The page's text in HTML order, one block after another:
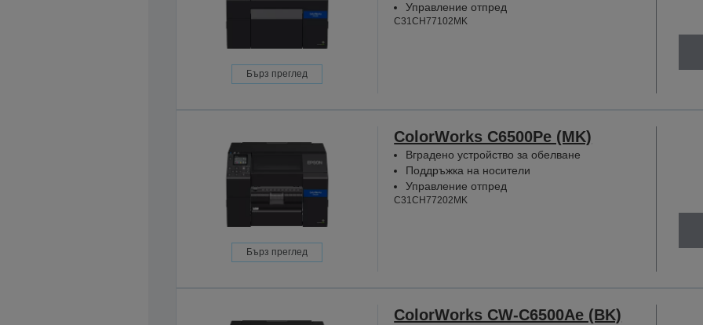
Бърз преглед
Управление отпред
C31CH77102MK
Бърз преглед
ColorWorks C6500Pe (MK)
Вградено устройство за обелване
Поддръжка на носители
Управление отпред
C31CH77202MK
ColorWorks CW-C6500Ae (BK)